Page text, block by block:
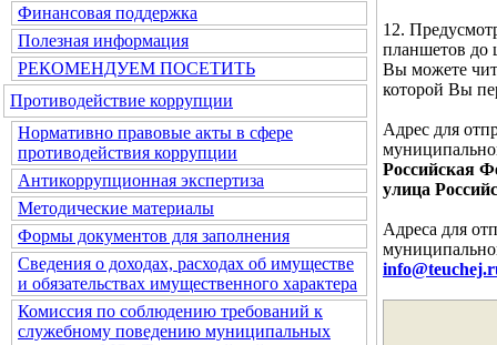
Финансовая поддержка
Полезная информация
РЕКОМЕНДУЕМ ПОСЕТИТЬ
Противодействие коррупции
Нормативно правовые акты в сфере
противодействия коррупции
Антикоррупционная экспертиза
Методические материалы
Формы документов для заполнения
Сведения о доходах, расходах об имуществе
и обязательствах имущественного характера
Комиссия по соблюдению требований к
служебному поведению муниципальных
12.
планшетов до
Вы можете
которой Вы
Адрес для
Российская
улица
Адреса для